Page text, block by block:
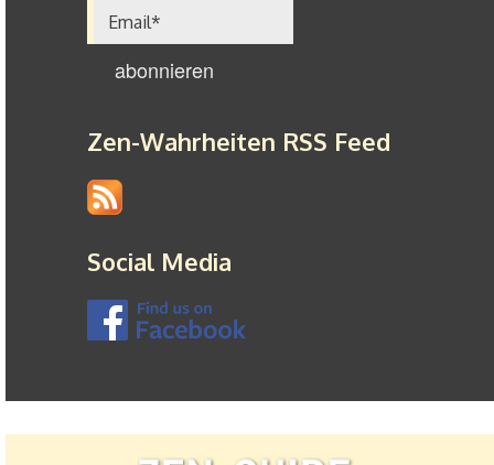
Zen-Wahrheiten RSS Feed
Social Media